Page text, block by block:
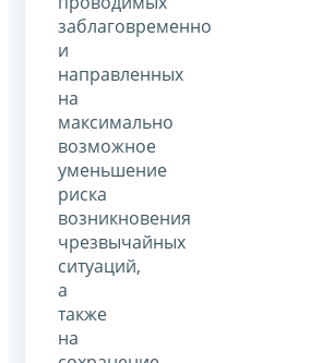
заблаговременно
и
направленных
на
максимально
возможное
уменьшение
риска
возникновения
чрезвычайных
ситуаций,
а
также
на